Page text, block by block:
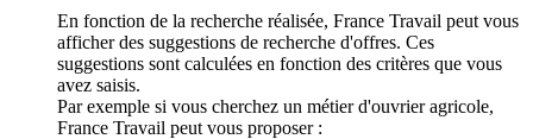
En fonction de la recherche réalisée, France Travail peut vous
afficher des suggestions de recherche d'offres. Ces
suggestions sont calculées en fonction des critères que vous
avez saisis.
Par exemple si vous cherchez un métier d'ouvrier agricole,
France Travail peut vous proposer :